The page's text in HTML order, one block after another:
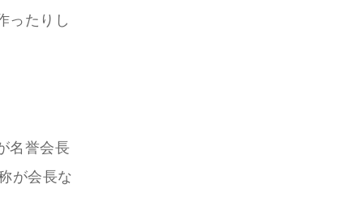
ったりし
名誉会長
が会長な